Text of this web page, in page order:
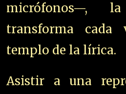
micrófonos—,
transforma cada
templo de la lírica.
Asistir a una